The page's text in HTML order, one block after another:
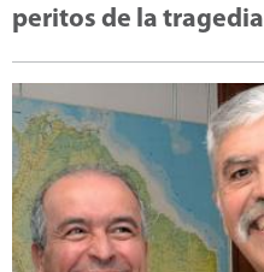
peritos de la tragedia